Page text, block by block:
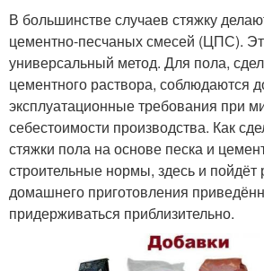
В большинстве случаев стяжку
цементно-песчаных смесей (ЦПС).
универсальный метод. Для пола,
цементного раствора, соблюдаются
эксплуатационные требования при
себестоимости производства. Как
стяжки пола на основе песка и
строительные нормы, здесь и пойдёт
домашнего приготовления
придерживаться приблизительно.